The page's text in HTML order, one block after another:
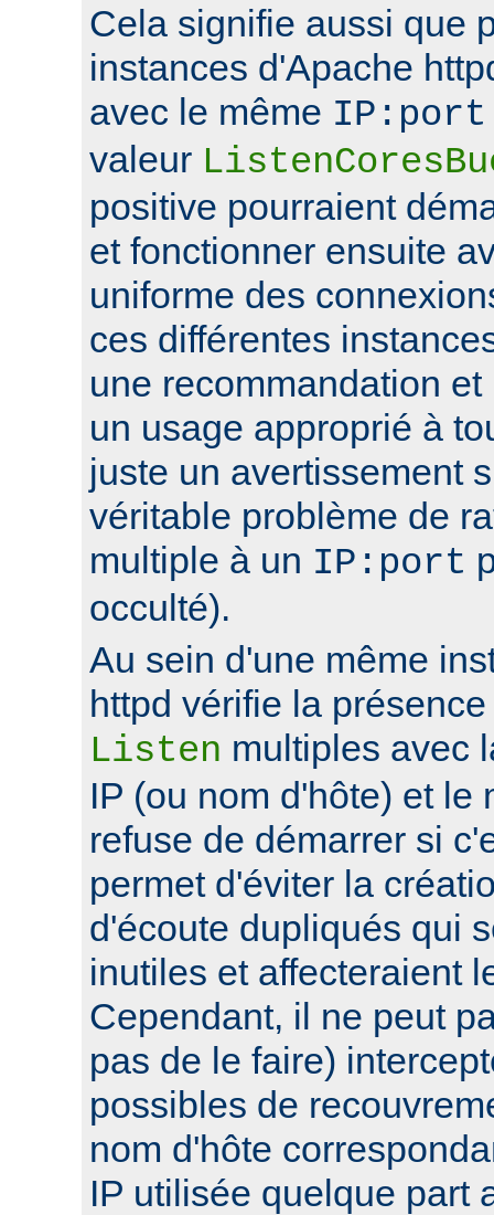
Cela signifie aussi que
instances d'Apache
avec le même IP:port
valeur
positive pourraient
et fonctionner ensuite
uniforme des
ces différentes
une recommandation
un usage approprié à
juste un avertissement
véritable problème de
multiple à un IP:port
occulté).
Au sein d'une même
httpd vérifie la
Listen multiples avec
IP (ou nom d'hôte) et le
refuse de démarrer si
permet d'éviter la
d'écoute dupliqués qui
inutiles et affecteraient
Cependant, il ne peut
pas de le faire)
possibles de
nom d'hôte
IP utilisée quelque part